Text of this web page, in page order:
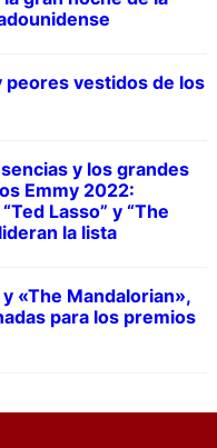
peores vestidos de los
y los grandes
Emmy 2022:
Lasso” y “The
la lista
«The Mandalorian»,
para los premios